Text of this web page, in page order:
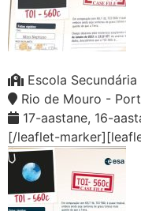
Escola
Rio de Mouro -
17-aastane, 16-
[/leaflet-